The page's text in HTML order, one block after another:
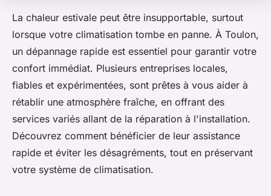
La chaleur estivale peut être insupportable, surtout
lorsque votre climatisation tombe en panne. À Toulon,
un dépannage rapide est essentiel pour garantir votre
confort immédiat. Plusieurs entreprises locales,
fiables et expérimentées, sont prêtes à vous aider à
rétablir une atmosphère fraîche, en offrant des
services variés allant de la réparation à l'installation.
Découvrez comment bénéficier de leur assistance
rapide et éviter les désagréments, tout en préservant
votre système de climatisation.